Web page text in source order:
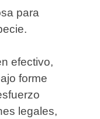
para
efectivo,
forme
legales,